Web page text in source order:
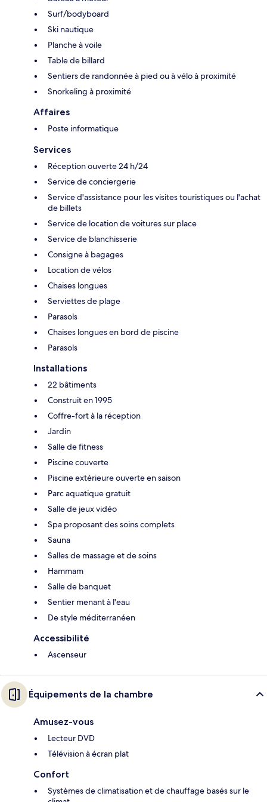
Surf/bodyboard
Ski nautique
Planche à voile
Table de billard
Sentiers de randonnée à pied ou à vélo à proximité
Snorkeling à proximité
Affaires
Poste informatique
Services
Réception ouverte 24 h/24
Service de conciergerie
Service d'assistance pour les visites touristiques ou l'achat
de billets
Service de location de voitures sur place
Service de blanchisserie
Consigne à bagages
Location de vélos
Chaises longues
Serviettes de plage
Parasols
Chaises longues en bord de piscine
Parasols
Installations
22 bâtiments
Construit en 1995
Coffre-fort à la réception
Jardin
Salle de fitness
Piscine couverte
Piscine extérieure ouverte en saison
Parc aquatique gratuit
Salle de jeux vidéo
Spa proposant des soins complets
Sauna
Salles de massage et de soins
Hammam
Salle de banquet
Sentier menant à l'eau
De style méditerranéen
Accessibilité
Ascenseur
Équipements de la chambre
Amusez-vous
Lecteur DVD
Télévision à écran plat
Confort
Systèmes de climatisation et de chauffage basés sur le